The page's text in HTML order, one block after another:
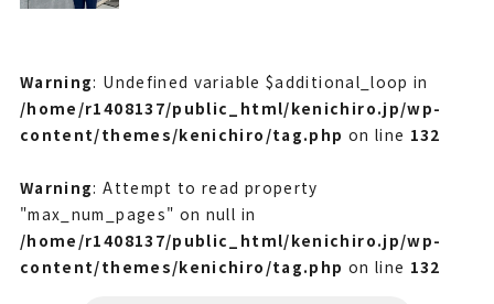
Warning: Undefined variable $additional_loop in
/home/r1408137/public_html/kenichiro.jp/wp-
content/themes/kenichiro/tag.php on line 132
Warning: Attempt to read property
"max_num_pages" on null in
/home/r1408137/public_html/kenichiro.jp/wp-
content/themes/kenichiro/tag.php on line 132